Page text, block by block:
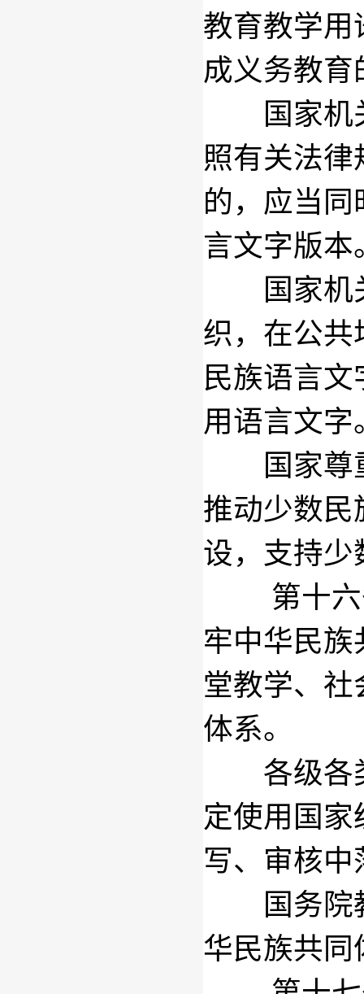
教育教学用
成义务教
国家机关
照有关法
的，应当
言文字版本
国家机关
织，在公共
民族语言
用语言文字
国家尊重
推动少数民
设，支持少
第十
牢中华民
堂教学、
体系。
各级各类
定使用国
写、审核
国务院教
华民族共